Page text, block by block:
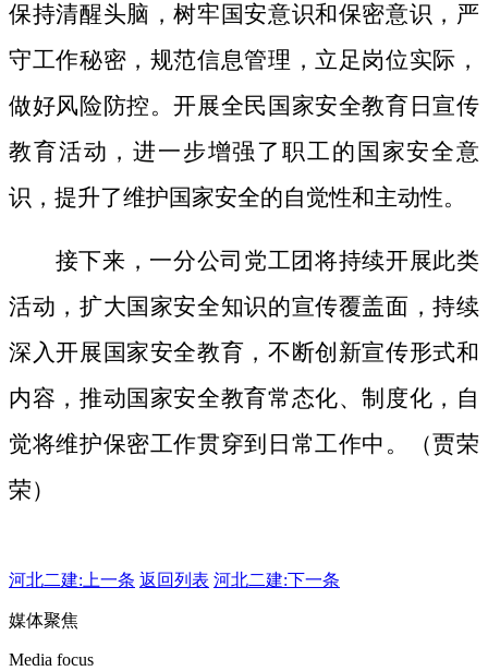
保持清醒头脑，树牢国安意识和保密意识，严
守工作秘密，规范信息管理，立足岗位实际，
做好风险防控。开展全民国家安全教育日宣传
教育活动，进一步增强了职工的国家安全意
识，提升了维护国家安全的自觉性和主动性。
接下来，一分公司党工团将持续开展此类
活动，扩大国家安全知识的宣传覆盖面，持续
深入开展国家安全教育，不断创新宣传形式和
内容，推动国家安全教育常态化、制度化，自
觉将维护保密工作贯穿到日常工作中。（贾荣
荣）
河北二建: 上一条 返回列表 河北二建:下一条
媒体聚焦
Media focus